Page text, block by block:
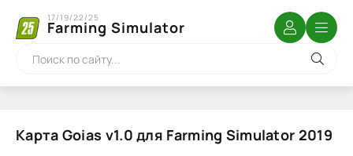
Farming Simulator
17/19/22/25
Карта Goias v1.0 для Farming Simulator 2019